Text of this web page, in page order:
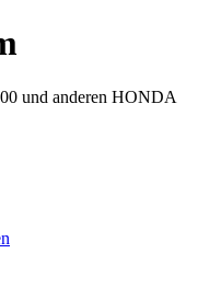
und anderen HONDA